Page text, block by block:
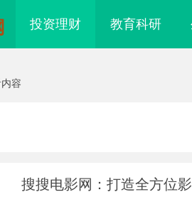
投资理财 教育科研
容
搜搜电影网：打造全方位